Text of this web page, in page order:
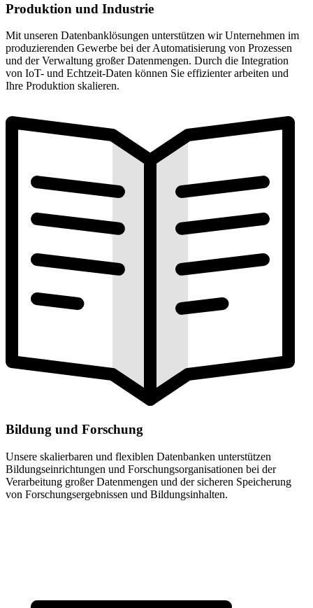
Produktion und Industrie
Mit unseren Datenbanklösungen unterstützen wir Unternehmen im
produzierenden Gewerbe bei der Automatisierung von Prozessen
und der Verwaltung großer Datenmengen. Durch die Integration
von IoT- und Echtzeit-Daten können Sie effizienter arbeiten und
Ihre Produktion skalieren.
Bildung und Forschung
Unsere skalierbaren und flexiblen Datenbanken unterstützen
Bildungseinrichtungen und Forschungsorganisationen bei der
Verarbeitung großer Datenmengen und der sicheren Speicherung
von Forschungsergebnissen und Bildungsinhalten.